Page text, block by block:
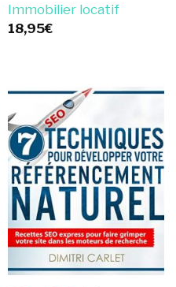
Immobilier locatif
18,95€